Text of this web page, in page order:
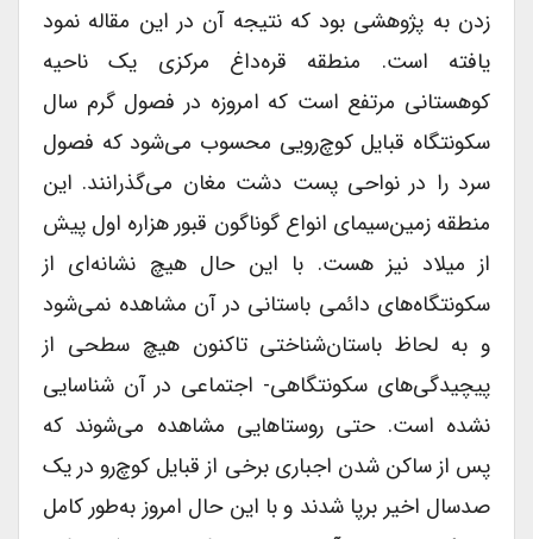
زدن به پژوهشی بود که نتیجه آن در این مقاله نمود
یافته است. منطقه قره‌داغ مرکزی یک ناحیه
کوهستانی مرتفع است که امروزه در فصول گرم سال
سکونتگاه قبایل کوچ‌رویی محسوب می‌شود که فصول
سرد را در نواحی پست دشت مغان می‌گذرانند. این
منطقه زمین‌سیمای انواع گوناگون قبور هزاره اول پیش
‌از میلاد نیز هست. با این ‌حال هیچ نشانه‌ای از
سکونتگاه‌های دائمی باستانی در آن مشاهده نمی‌شود
و به لحاظ باستان‌شناختی تاکنون هیچ سطحی از
پیچیدگی‌های سکونتگاهی- اجتماعی در آن شناسایی
نشده است. حتی روستاهایی مشاهده می‌شوند که
پس از ساکن شدن اجباری برخی از قبایل کوچ‌رو در یک
صدسال اخیر برپا شدند و با این ‌حال امروز به‌طور کامل